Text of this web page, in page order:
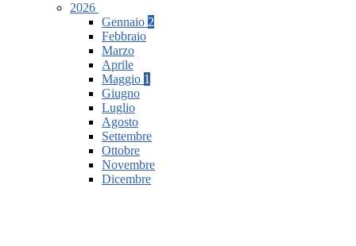
2026
Gennaio 2
Febbraio
Marzo
Aprile
Maggio 1
Giugno
Luglio
Agosto
Settembre
Ottobre
Novembre
Dicembre